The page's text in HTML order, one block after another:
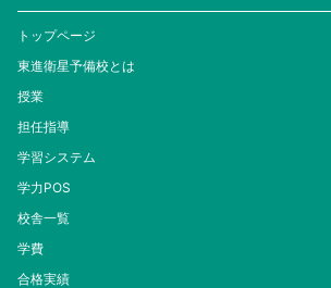
トップページ
東進衛星予備校とは
授業
担任指導
学習システム
学力POS
校舎一覧
学費
合格実績